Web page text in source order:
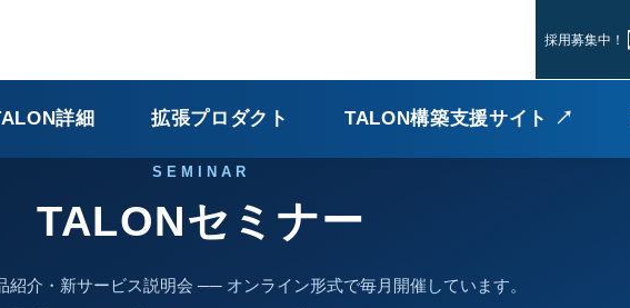
採用募集中！
詳細 拡張プロダクト TALON構築支援サイト ↗
SEMINAR
TALONセミナー
紹介・新サービス説明会 ── オンライン形式で毎月開催しています。